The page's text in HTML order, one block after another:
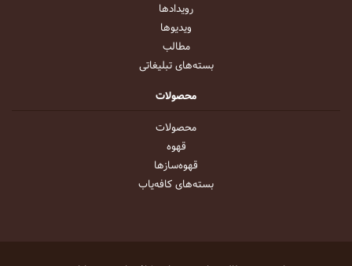
رویداد‌ها
ویدیو‌ها
مطالب
بسته‌های تبلیغاتی
محصولات
محصولات
قهوه
قهوه‌ساز‌ها
بسته‌های کافه‌یاب